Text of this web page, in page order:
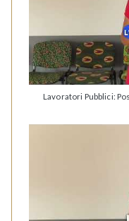
Lavoratori Pubblici: